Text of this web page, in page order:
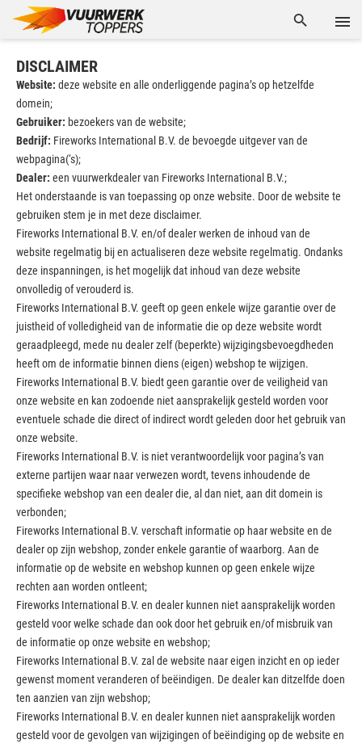
DISCLAIMER
Website: deze website en alle onderliggende pagina’s op hetzelfde
domein;
Gebruiker: bezoekers van de website;
Bedrijf: Fireworks International B.V. de bevoegde uitgever van de
webpagina(‘s);
Dealer: een vuurwerkdealer van Fireworks International B.V.;
Het onderstaande is van toepassing op onze website. Door de website te
gebruiken stem je in met deze disclaimer.
Fireworks International B.V. en/of dealer werken de inhoud van de
website regelmatig bij en actualiseren deze website regelmatig. Ondanks
deze inspanningen, is het mogelijk dat inhoud van deze website
onvolledig of verouderd is.
Fireworks International B.V. geeft op geen enkele wijze garantie over de
juistheid of volledigheid van de informatie die op deze website wordt
geraadpleegd, mede nu dealer zelf (beperkte) wijzigingsbevoegdheden
heeft om de informatie binnen diens (eigen) webshop te wijzigen.
Fireworks International B.V. biedt geen garantie over de veiligheid van
onze website en kan zodoende niet aansprakelijk gesteld worden voor
eventuele schade die direct of indirect wordt geleden door het gebruik van
onze website.
Fireworks International B.V. is niet verantwoordelijk voor pagina’s van
externe partijen waar naar verwezen wordt, tevens inhoudende de
specifieke webshop van een dealer die, al dan niet, aan dit domein is
verbonden;
Fireworks International B.V. verschaft informatie op haar website en de
dealer op zijn webshop, zonder enkele garantie of waarborg. Aan de
informatie op de website en webshop kunnen op geen enkele wijze
rechten aan worden ontleent;
Fireworks International B.V. en dealer kunnen niet aansprakelijk worden
gesteld voor welke schade dan ook door het gebruik en/of misbruik van
de informatie op onze website en webshop;
Fireworks International B.V. zal de website naar eigen inzicht en op ieder
gewenst moment veranderen of beëindigen. De dealer kan ditzelfde doen
ten aanzien van zijn webshop;
Fireworks International B.V. en dealer kunnen niet aansprakelijk worden
gesteld voor de gevolgen van wijzigingen of beëindiging op de website en